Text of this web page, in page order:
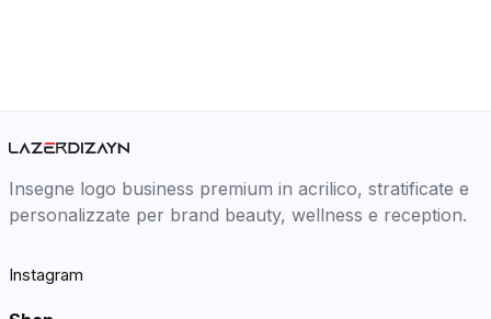
Insegne logo business premium in acrilico, stratificate e
personalizzate per brand beauty, wellness e reception.
Instagram